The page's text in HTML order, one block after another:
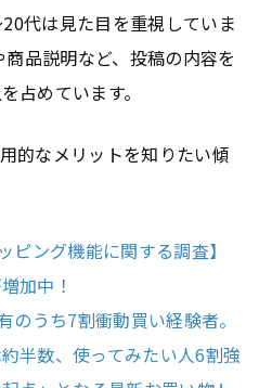
代は見た目を重視していま
商品説明など、投稿の内容を
占めています。
的なメリットを知りたい傾
ピング機能に関する調査】
加中！
うち7割衝動買い経験者。
半数、使ってみたい人6割強